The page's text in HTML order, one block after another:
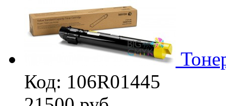
Код: 106R01445